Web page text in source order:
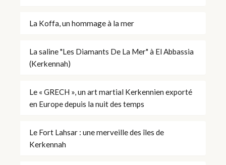
La Koffa, un hommage à la mer
La saline "Les Diamants De La Mer" à El Abbassia
(Kerkennah)
Le « GRECH », un art martial Kerkennien exporté
en Europe depuis la nuit des temps
Le Fort Lahsar : une merveille des îles de
Kerkennah